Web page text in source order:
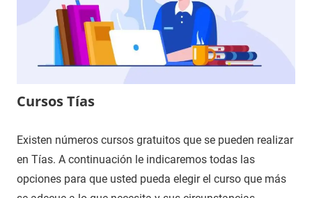
Cursos Tías
Existen números cursos gratuitos que se pueden realizar
en Tías. A continuación le indicaremos todas las
opciones para que usted pueda elegir el curso que más